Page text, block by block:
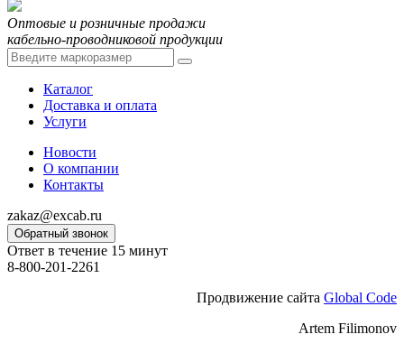
Оптовые и розничные продажи
кабельно-проводниковой продукции
Каталог
Доставка и оплата
Услуги
Новости
О компании
Контакты
zakaz@excab.ru
Обратный звонок
Ответ в течение 15 минут
8-800-201-2261
Продвижение сайта Global Code
Artem Filimonov